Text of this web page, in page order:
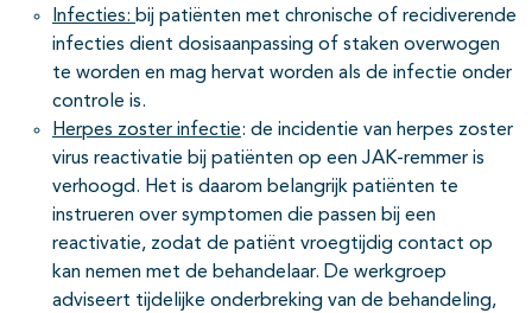
Infecties: bij patiënten met chronische of recidiverende
infecties dient dosisaanpassing of staken overwogen
te worden en mag hervat worden als de infectie onder
controle is.
Herpes zoster infectie: de incidentie van herpes zoster
virus reactivatie bij patiënten op een JAK-remmer is
verhoogd. Het is daarom belangrijk patiënten te
instrueren over symptomen die passen bij een
reactivatie, zodat de patiënt vroegtijdig contact op
kan nemen met de behandelaar. De werkgroep
adviseert tijdelijke onderbreking van de behandeling,